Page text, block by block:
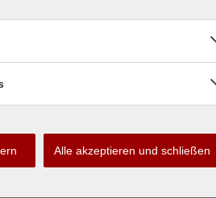
Alle akzeptieren und schließen